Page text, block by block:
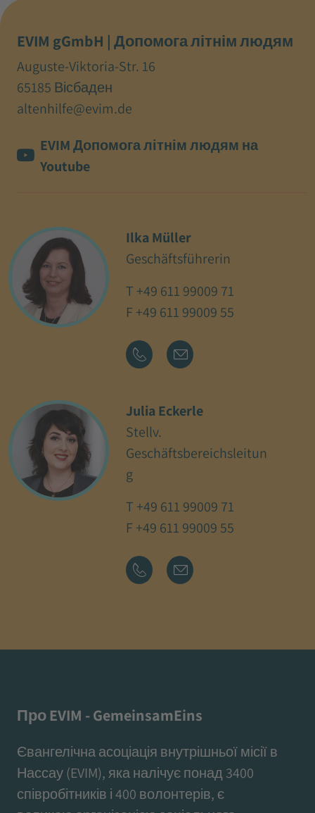
EVIM gGmbH | Допомога літнім людям
Auguste-Viktoria-Str. 16
65185 Вісбаден
altenhilfe@evim.de
EVIM Допомога літнім людям на
Youtube
Ilka Müller
Geschäftsführerin
T +49 611 99009 71
F +49 611 99009 55
Julia Eckerle
Stellv.
Geschäftsbereichsleitun
g
T +49 611 99009 71
F +49 611 99009 55
Про EVIM - GemeinsamEins
Євангелічна асоціація внутрішньої місії в
Нассау (EVIM), яка налічує понад 3400
співробітників і 400 волонтерів, є